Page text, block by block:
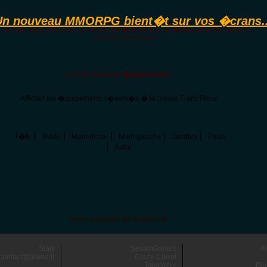
Le Franc-Tireur peut porter, en plus de ses �quipements, les �quipements de l'Archer et
ceux de toutes classes.
La liste comporte �quipements.
Afficher les �quipements r�serv�s � la classe FrancTireur
T�te Buste Main droite Main gauche Jambes Pieds
Autre
www.assassins-de-lombre.fr
nouveau MMORPG bient�t sur vos